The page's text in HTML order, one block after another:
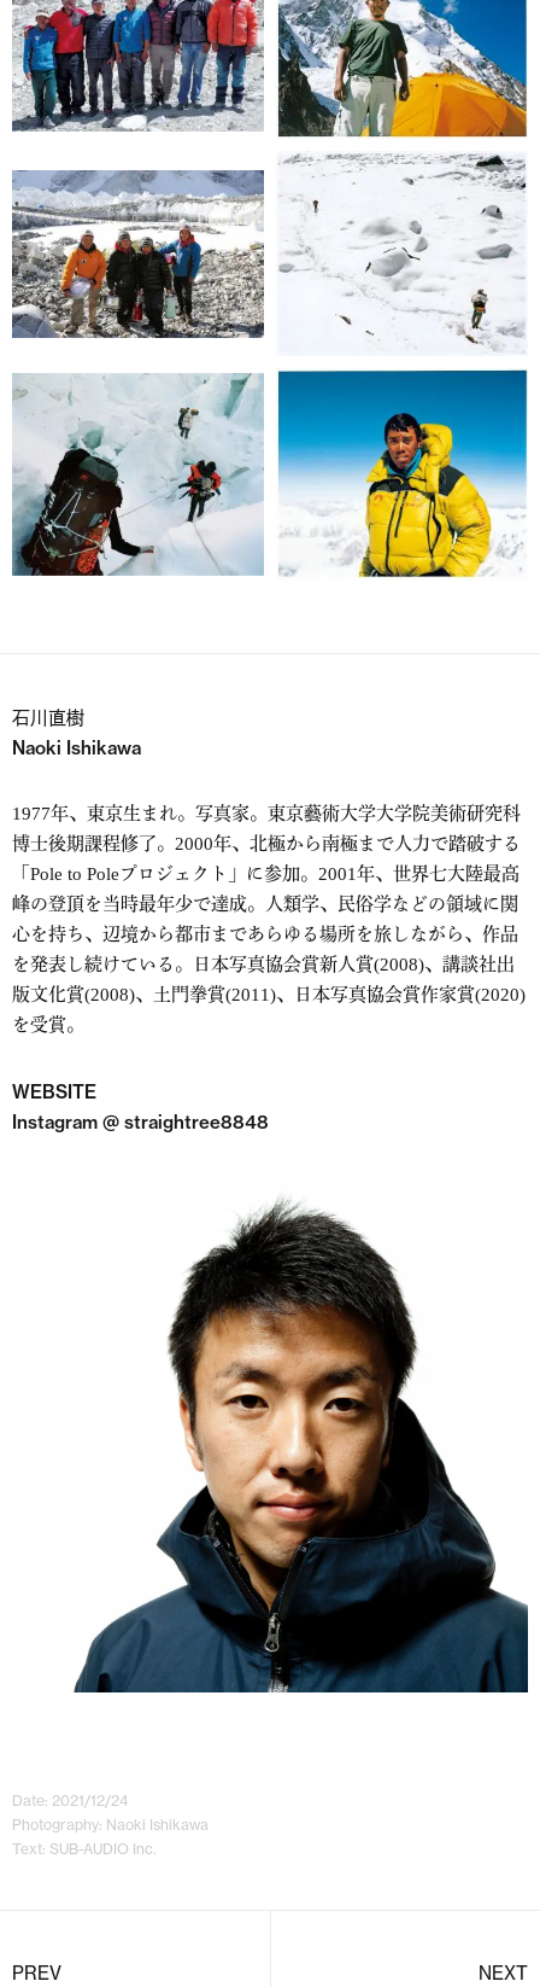
石川直樹
Naoki Ishikawa
1977年、東京生まれ。写真家。東京藝術大学大学院美術研究科
博士後期課程修了。2000年、北極から南極まで人力で踏破する
「Pole to Poleプロジェクト」に参加。2001年、世界七大陸最高
峰の登頂を当時最年少で達成。人類学、民俗学などの領域に関
心を持ち、辺境から都市まであらゆる場所を旅しながら、作品
を発表し続けている。日本写真協会賞新人賞(2008)、講談社出
版文化賞(2008)、土門拳賞(2011)、日本写真協会賞作家賞(2020)
を受賞。
WEBSITE
Instagram @ straightree8848
Date: 2021/12/24
Photography: Naoki Ishikawa
Text: SUB-AUDIO Inc.
PREV NEXT